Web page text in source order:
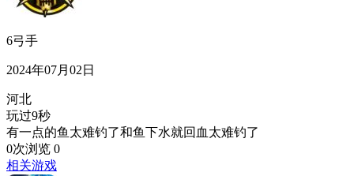
6弓手
2024年07月02日
河北
玩过9秒
有一点的鱼太难钓了和鱼下水就回血太难钓了
0次浏览 0
相关游戏